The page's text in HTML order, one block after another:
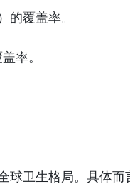
覆盖率。
率。
卫生格局。具体而